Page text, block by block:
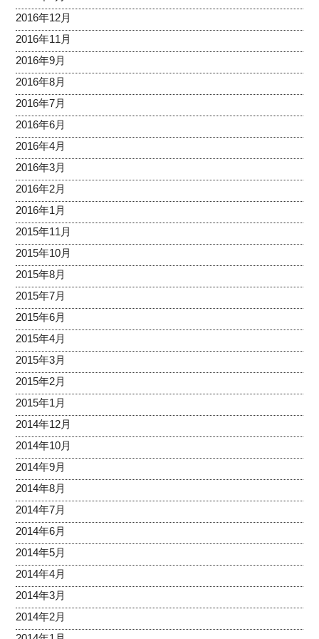
2016年12月
2016年11月
2016年9月
2016年8月
2016年7月
2016年6月
2016年4月
2016年3月
2016年2月
2016年1月
2015年11月
2015年10月
2015年8月
2015年7月
2015年6月
2015年4月
2015年3月
2015年2月
2015年1月
2014年12月
2014年10月
2014年9月
2014年8月
2014年7月
2014年6月
2014年5月
2014年4月
2014年3月
2014年2月